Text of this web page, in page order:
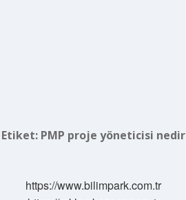
Etiket: PMP proje yöneticisi nedir
https://www.bilimpark.com.tr